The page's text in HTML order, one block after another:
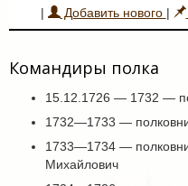
| Добавить нового |
Командиры полка
15.12.1726 — 1732 —
1732—1733 —
1733—1734 —
Михайлович